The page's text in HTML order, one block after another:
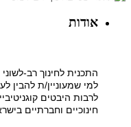
אודות
התכנית לחינוך רב-
למי שמעוניין/ת להבין
לרבות היבטים
חינוכיים וחברתיים